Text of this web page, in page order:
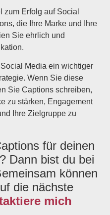
zum Erfolg auf Social
die Ihre Marke und Ihre
Sie ehrlich und
Media ein wichtiger
Wenn Sie diese
Sie Captions schreiben,
zu stärken, Engagement
Ihre Zielgruppe zu
für deinen
Dann bist du bei
können
die nächste
mich